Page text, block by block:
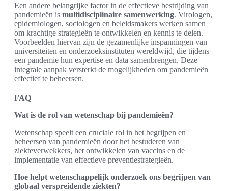
Een andere belangrijke factor in de effectieve bestrijding van
pandemieën is multidisciplinaire samenwerking. Virologen,
epidemiologen, sociologen en beleidsmakers werken samen
om krachtige strategieën te ontwikkelen en kennis te delen.
Voorbeelden hiervan zijn de gezamenlijke inspanningen van
universiteiten en onderzoeksinstituten wereldwijd, die tijdens
een pandemie hun expertise en data samenbrengen. Deze
integrale aanpak versterkt de mogelijkheden om pandemieën
effectief te beheersen.
FAQ
Wat is de rol van wetenschap bij pandemieën?
Wetenschap speelt een cruciale rol in het begrijpen en
beheersen van pandemieën door het bestuderen van
ziekteverwekkers, het ontwikkelen van vaccins en de
implementatie van effectieve preventiestrategieën.
Hoe helpt wetenschappelijk onderzoek ons begrijpen van
globaal verspreidende ziekten?